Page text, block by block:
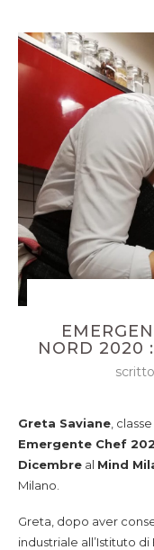
NORD 2020
Greta Saviane ,
Emergente Chef
Dicembre al Mind
Milano.
Greta, dopo aver
industriale all’Istituto di